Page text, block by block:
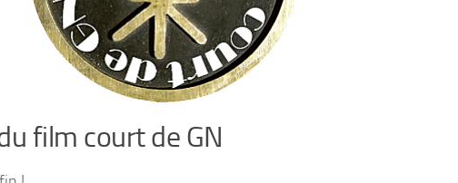
film court de GN